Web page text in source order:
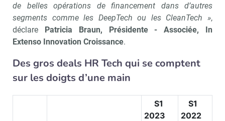
de belles opérations de financement dans d’autres
segments comme les DeepTech ou les CleanTech »,
déclare Patricia Braun, Présidente - Associée, In
Extenso Innovation Croissance.
Des gros deals HR Tech qui se comptent
sur les doigts d’une main
S1
2023
S1
2022